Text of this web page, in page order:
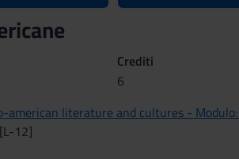
Crediti
6
american literature and cultures - Modulo:
12]